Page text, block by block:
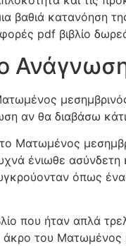
βαθιά κατανόηση
pdf βιβλίο
αν θα διαβάσω
Ματωμένος
ένιωθε
όπως
που ήταν απλά
του Ματωμένος